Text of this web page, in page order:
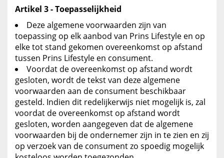
Artikel 3 - Toepasselijkheid
Deze algemene voorwaarden zijn van
toepassing op elk aanbod van Prins Lifestyle en op
elke tot stand gekomen overeenkomst op afstand
tussen Prins Lifestyle en consument.
Voordat de overeenkomst op afstand wordt
gesloten, wordt de tekst van deze algemene
voorwaarden aan de consument beschikbaar
gesteld. Indien dit redelijkerwijs niet mogelijk is, zal
voordat de overeenkomst op afstand wordt
gesloten, worden aangegeven dat de algemene
voorwaarden bij de ondernemer zijn in te zien en zij
op verzoek van de consument zo spoedig mogelijk